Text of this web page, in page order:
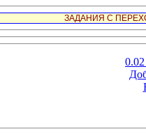
ЗАДАНИЯ С